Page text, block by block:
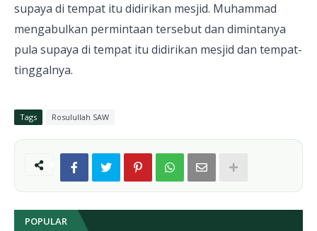
supaya di tempat itu didirikan mesjid. Muhammad
mengabulkan permintaan tersebut dan dimintanya
pula supaya di tempat itu didirikan mesjid dan tempat-
tinggalnya.
Tags Rosulullah SAW
POPULAR